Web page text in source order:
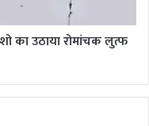
का उठाया रोमांचक लुत्फ